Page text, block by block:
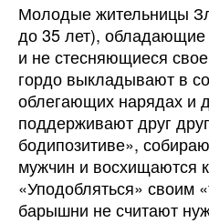
Молодые жительницы
до 35 лет),
и не стесняющиеся
гордо выкладывают в
облегающих нарядах и
поддерживают друг
бодипозитиве»,
мужчин и восхищаются
«Уподобляться» своим
барышни не считают